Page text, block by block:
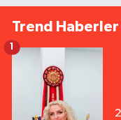
Trend Haberler
1